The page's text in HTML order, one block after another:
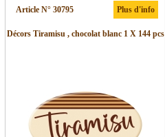
Article N° 30795 Plus d'info
Décors Tiramisu , chocolat blanc 1 X 144 pcs